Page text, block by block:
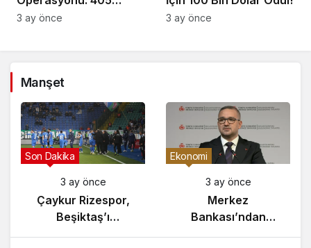
Gözaltı!
3 ay önce 3 ay önce
Manşet
Son Dakika
3 ay önce
Çaykur Rizespor,
Beşiktaş’ı
Ağırlıyor!
Ekonomi
3 ay önce
Merkez
Bankası’ndan
Enflasyon Raporu